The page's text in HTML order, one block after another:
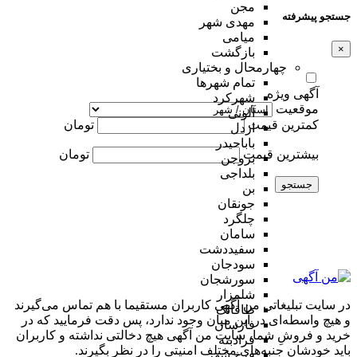
مجن
مهدی شهر
میامی
بازگشت
چهارمحال و بختیاری
تمام شهر‌ها
شهرکرد
آلونی
اردل
باباحیدر
بروجن
بلداجی
بن
جونقان
چلگرد
سامان
سفیددشت
سودجان
سورشجان
شلمزار
طاقانک
فارسان
فرادبنه
جستجو پیشرفته
×
آگهی ویژه
موقعیت
کمترین قیمت
تومان
بیشترین قیمت تومان
جستجو
در سایت تبلیغاتی من آگهی کاربران مستقیما با هم تماس می‌گیرند
و هیچ واسطه‌ای در این میان وجود ندارد، پس دقت فرمایید که در
خرید و فروشِ شما، سایت من آگهی هیچ دخالتی نداشته و کاربران
باید خودشان جنبه‌های مختلف امنیتی را در نظر بگیرند.